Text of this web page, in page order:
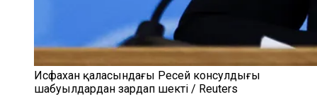
Исфахан қаласындағы Ресей консулдығы
шабуылдардан зардап шекті / Reuters